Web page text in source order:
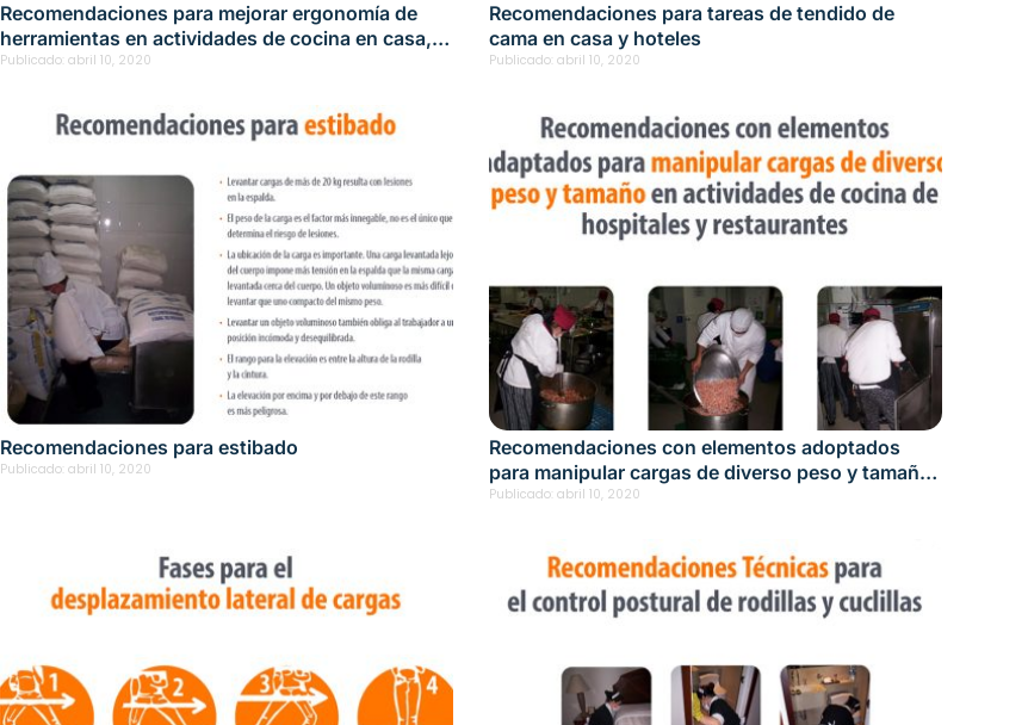
Recomendaciones para mejorar ergonomía de
herramientas en actividades de cocina en casa,
hospitales y restaurantes
Publicado: abril 10, 2020
Recomendaciones para tareas de tendido de
cama en casa y hoteles
Publicado: abril 10, 2020
Recomendaciones para estibado
Publicado: abril 10, 2020
Recomendaciones con elementos adoptados
para manipular cargas de diverso peso y tamaño
en actividades de cocina de hospitales y
Publicado: abril 10, 2020